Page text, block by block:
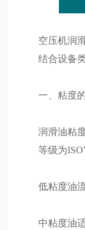
空压机润
结合设备
一、粘度
润滑油粘
等级为
低粘度油
中粘度油